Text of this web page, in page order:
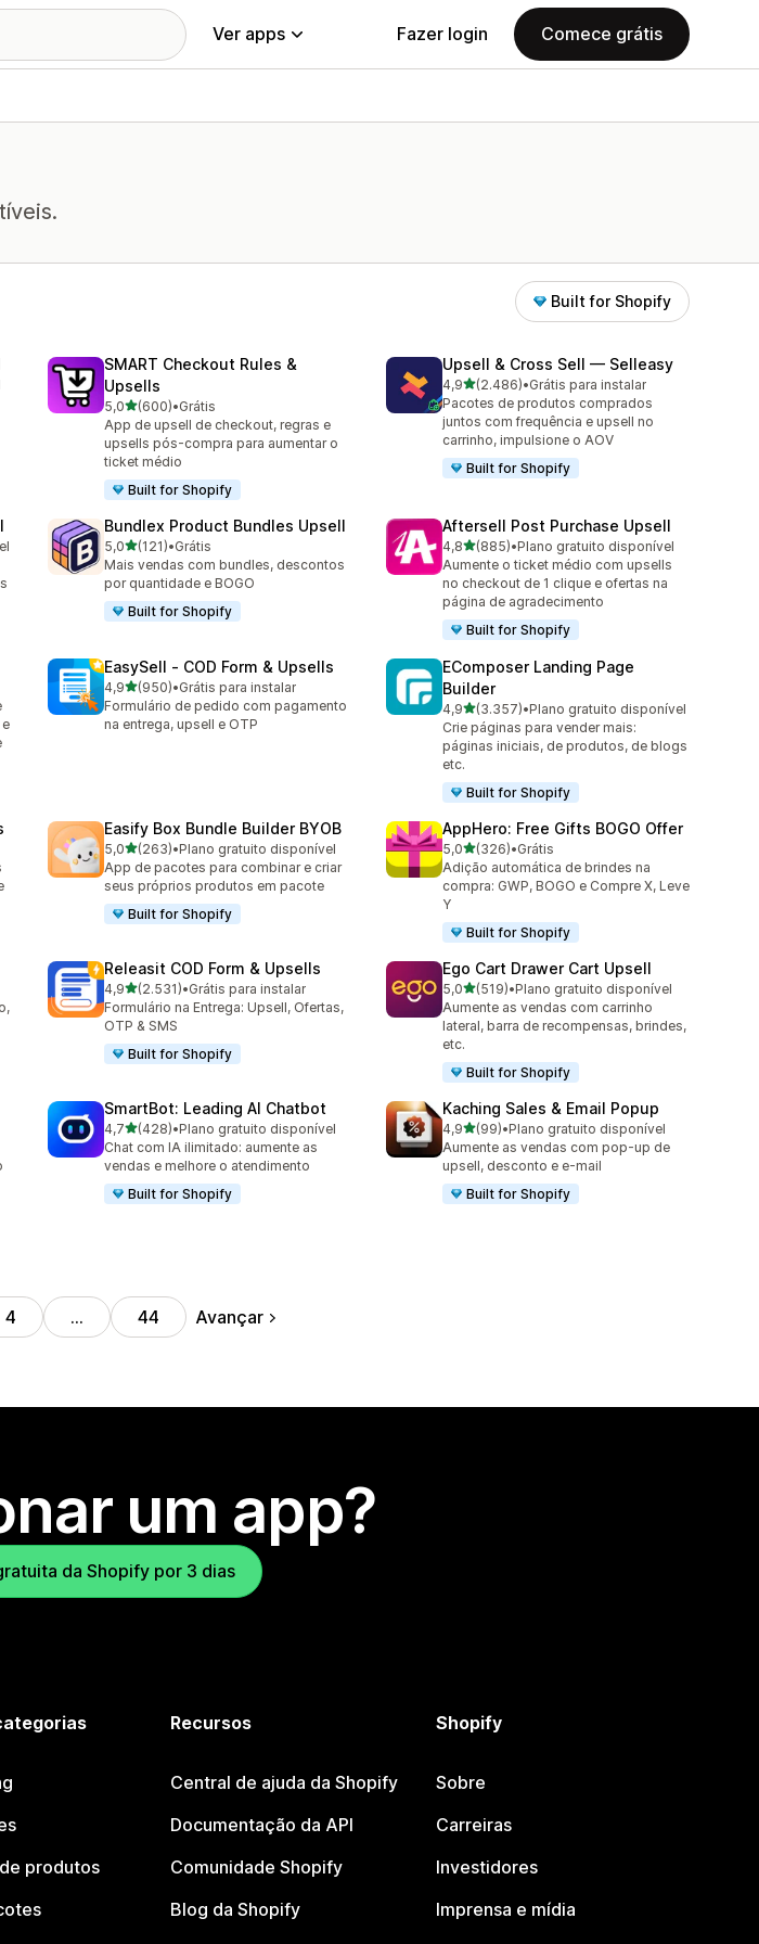
Ver apps Fazer login Comece grátis
Built for Shopify
SMART Checkout Rules &
Upsells
5,0de 5 estrelas
(600)
600 avaliações ao todo
•Grátis
App de upsell de checkout, regras e
upsells pós-compra para aumentar o
ticket médio
Built for Shopify
Upsell & Cross Sell — Selleasy
4,9de 5 estrelas
(2.486)
2486 avaliações ao todo
•Grátis para instalar
Pacotes de produtos comprados
juntos com frequência e upsell no
carrinho, impulsione o AOV
Built for Shopify
Bundlex Product Bundles Upsell
5,0de 5 estrelas
(121)
121 avaliações ao todo
•Grátis
Mais vendas com bundles, descontos
por quantidade e BOGO
Built for Shopify
Aftersell Post Purchase Upsell
4,8de 5 estrelas
(885)
885 avaliações ao todo
•Plano gratuito disponível
Aumente o ticket médio com upsells
no checkout de 1 clique e ofertas na
página de agradecimento
Built for Shopify
EasySell ‑ COD Form & Upsells
4,9de 5 estrelas
(950)
950 avaliações ao todo
•Grátis para instalar
Formulário de pedido com pagamento
na entrega, upsell e OTP
EComposer Landing Page
Builder
4,9de 5 estrelas
(3.357)
3357 avaliações ao todo
•Plano gratuito disponível
Crie páginas para vender mais:
páginas iniciais, de produtos, de blogs
etc.
Built for Shopify
Easify Box Bundle Builder BYOB
5,0de 5 estrelas
(263)
263 avaliações ao todo
•Plano gratuito disponível
App de pacotes para combinar e criar
seus próprios produtos em pacote
Built for Shopify
AppHero: Free Gifts BOGO Offer
5,0de 5 estrelas
(326)
326 avaliações ao todo
•Grátis
Adição automática de brindes na
compra: GWP, BOGO e Compre X, Leve
Y
Built for Shopify
Releasit COD Form & Upsells
4,9de 5 estrelas
(2.531)
2531 avaliações ao todo
•Grátis para instalar
Formulário na Entrega: Upsell, Ofertas,
OTP & SMS
Built for Shopify
Ego Cart Drawer Cart Upsell
5,0de 5 estrelas
(519)
519 avaliações ao todo
•Plano gratuito disponível
Aumente as vendas com carrinho
lateral, barra de recompensas, brindes,
etc.
Built for Shopify
SmartBot: Leading AI Chatbot
4,7de 5 estrelas
(428)
428 avaliações ao todo
•Plano gratuito disponível
Chat com IA ilimitado: aumente as
vendas e melhore o atendimento
Built for Shopify
Kaching Sales & Email Popup
4,9de 5 estrelas
(99)
99 avaliações ao todo
•Plano gratuito disponível
Aumente as vendas com pop-up de
upsell, desconto e e-mail
Built for Shopify
4 … 44 Avançar
um app?
da Shopify por 3 dias
produtos
Recursos
Central de ajuda da Shopify
Documentação da API
Comunidade Shopify
Blog da Shopify
Shopify
Sobre
Carreiras
Investidores
Imprensa e mídia